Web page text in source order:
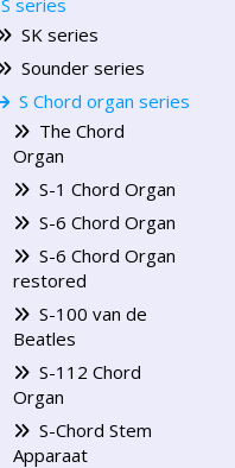
S series
SK series
Sounder series
S Chord organ series
The Chord
Organ
S-1 Chord Organ
S-6 Chord Organ
S-6 Chord Organ
restored
S-100 van de
Beatles
S-112 Chord
Organ
S-Chord Stem
Apparaat